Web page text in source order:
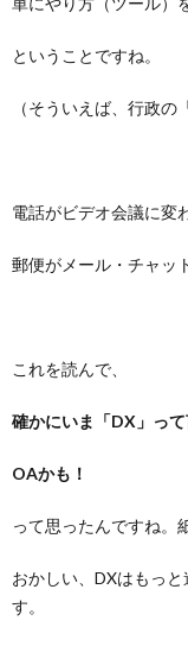
ということですね。
（そういえば、行政の
電話がビデオ会議に変
郵便がメール・チャッ
これを読んで、
確かにいま「DX」っ
OAかも！
って思ったんですね。
おかしい、DXはもっ
す。